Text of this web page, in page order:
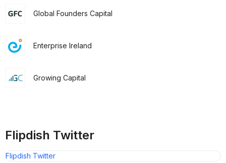
Global Founders Capital
Enterprise Ireland
Growing Capital
Flipdish Twitter
Flipdish Twitter